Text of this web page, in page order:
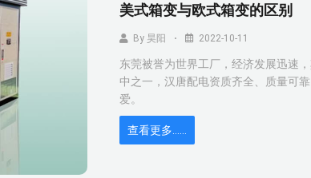
美式箱变与欧式箱变的区别
By 昊阳 2022-10-11
东莞被誉为世界工厂，经济发展迅速
中之一，汉唐配电资质齐全、质量可
爱。
查看更多……